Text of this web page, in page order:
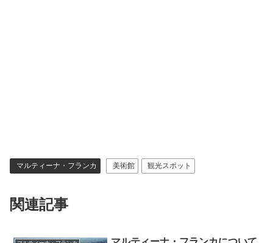
マルティーナ・フランカ 美術館 観光スポット
関連記事